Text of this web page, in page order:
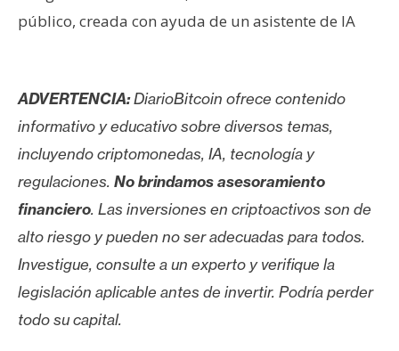
público, creada con ayuda de un asistente de IA
ADVERTENCIA:DiarioBitcoin ofrece contenido
informativo y educativo sobre diversos temas,
incluyendo criptomonedas, IA, tecnología y
regulaciones. No brindamos asesoramiento
financiero. Las inversiones en criptoactivos son de
alto riesgo y pueden no ser adecuadas para todos.
Investigue, consulte a un experto y verifique la
legislación aplicable antes de invertir. Podría perder
todo su capital.